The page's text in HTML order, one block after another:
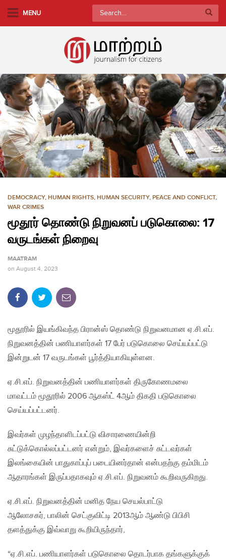
m
a
i
n
c
o
n
t
MENU
Search
for:
DEMOCRACY, HUMAN RIGHTS, HUMAN SECURITY, PEACE AND CONFLICT,
WAR CRIMES
மூதூர் தொண்டு நிறுவனப் படுகொலை: 17
வருடங்கள் நிறைவு
MAATRAM
on August 4, 2023
மூதூரில் இயங்கிவந்த பிரான்ஸ் தொண்டு நிறுவனமான ஏ.சி.எப்.
நிறுவனத்தின் பணியாளர்கள் 17 பேர் படுகொலை செய்யப்பட்டு
இன்றுடன் 17 வருடங்கள் பூர்த்தியாகியுள்ளன.
ஏ.சி.எப். நிறுவனத்தின் பணியாளர்கள் திருகோணமலை
மாவட்டம் மூதூரில் 2006 ஆகஸ்ட் 4ஆம் திகதி படுகொலை
செய்யப்பட்டனர்.
இவர்கள் முழந்தாளிடப்பட்டு விசாரணையின்றி
சுட்டுக்கொல்லப்பட்டனர் என்றும், இவர்களைச் சுட்டவர்கள்
இலங்கையின் பாதுகாப்புப் படையினர்தான் என்பதற்கு தம்மிடம்
ஆதாரங்கள் இருப்பதாகவும் ஏ.சி.எப். நிறுவனம் கூறிவருகிறது.
ஏ.சி.எப். நிறுவனத்தின் மனித நேய செயல்பாட்டு
ஆலோசகர், பாலின் செட்குவிட்டி 2013ஆம் ஆண்டு பிபிசி
தளத்துக்கு இவ்வாறு கூறியிருந்தார்,
“ஏ.சி.எப். பணியாளர்கள் படுகொலை தொடர்பாக தங்களுக்குக்